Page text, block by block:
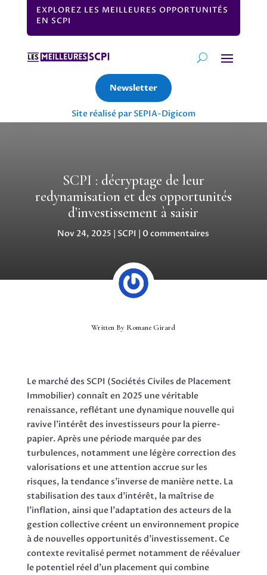
EXPLOREZ LES MEILLEURES OPPORTUNITÉS
EN SCPI
Newsletter
Site réalisé par SEPIA-Digicom
SCPI : décryptage de leur
redynamisation et des opportunités
d’investissement à saisir
Nov 24, 2025 | SCPI | 0 commentaires
Written By Romane Girard
Le marché des SCPI (Sociétés Civiles de Placement
Immobilier) connaît en 2025 une véritable
renaissance, reflétant une dynamique nouvelle qui
ravive l’intérêt des investisseurs pour la pierre-
papier. Après une période marquée par des
turbulences, notamment une légère correction des
valorisations et une attention accrue sur les
risques, la tendance s’inverse de manière nette. La
stabilisation des taux d’intérêt, la maîtrise de
l’inflation, ainsi que l’adaptation des acteurs de la
gestion collective créent un environnement propice
à de nouvelles opportunités d’investissement. Ce
contexte revitalisé permet notamment de réévaluer
le potentiel réel d’un placement qui combine